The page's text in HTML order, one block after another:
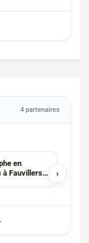
4 partenaires
›
en
à Fauvillers :